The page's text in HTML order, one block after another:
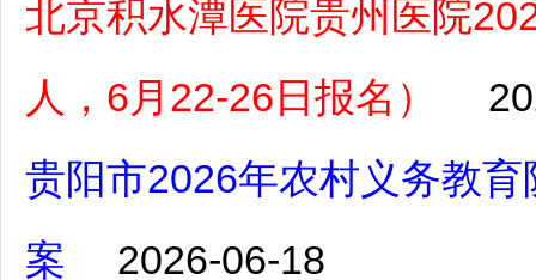
北京积水潭医院贵州医院
人，6月22-26日报名）
贵阳市2026年农村义务教
案
2026-06-18